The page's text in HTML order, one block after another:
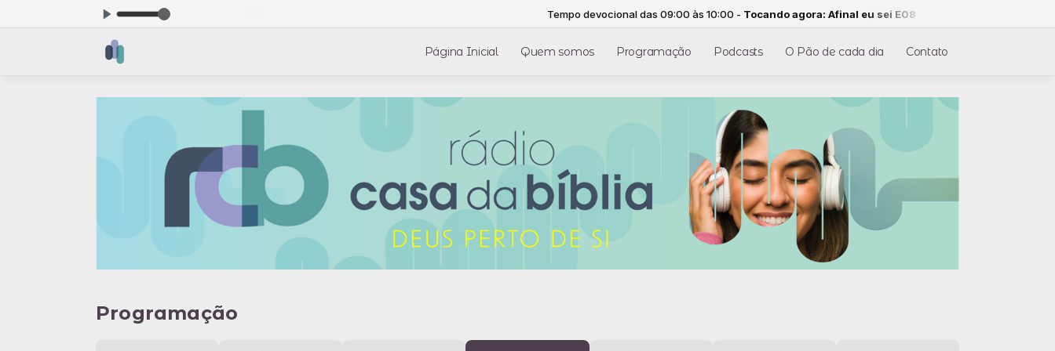
Afinal eu sei E08 Tempo devocional das 09:00 às 10:00 - Tocando agora: Afinal eu sei E08
Página Inicial Quem somos Programação Podcasts O Pão de cada dia Contato
Programação